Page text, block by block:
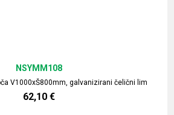
V1000xŠ800mm, galvanizirani čelični lim
NSYMM108
62,10 €